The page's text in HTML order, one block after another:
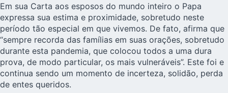
Em sua Carta aos esposos do mundo inteiro o Papa
expressa sua estima e proximidade, sobretudo neste
período tão especial em que vivemos. De fato, afirma que
“sempre recorda das famílias em suas orações, sobretudo
durante esta pandemia, que colocou todos a uma dura
prova, de modo particular, os mais vulneráveis”. Este foi e
continua sendo um momento de incerteza, solidão, perda
de entes queridos.